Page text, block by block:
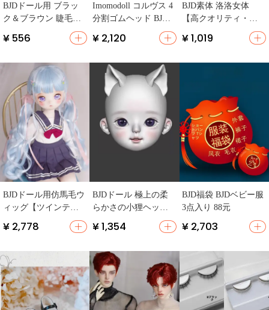
BJDドール用 ブラッ
ク＆ブラウン 睫毛【B
lythe改造用・濃密タ
イプ】
¥ 556
Imomodoll コルヴス 4
分割ゴムヘッド BJD
¥ 2,120
BJD素体 洛洛女体
【高クオリティ・キ
ン・リアルな表情】
¥ 1,019
BJDドール用仿馬毛ウ
ィッグ【ツインテー
さ】
¥ 2,778
BJDドール 極上の柔
らかさの小狸ヘッド
【オリジナルデザイ
ン】
¥ 1,354
BJD福袋 BJDベビー服
3点入り 88元
¥ 2,703